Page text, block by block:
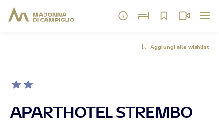
Aggiungi alla wishlist
APARTHOTEL STREMBO